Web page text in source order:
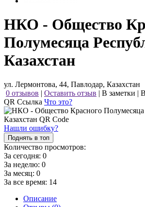
НКО - Общество
Полумесяца
Казахстан
ул. Лермонтова, 44, Павлодар, Казахстан
0 отзывов | Оставить отзыв | В заметки |
QR Ссылка Что это?
Нашли ошибку?
Поднять в топ
Количество просмотров:
За сегодня: 0
За неделю: 0
За месяц: 0
За все время: 14
Описание